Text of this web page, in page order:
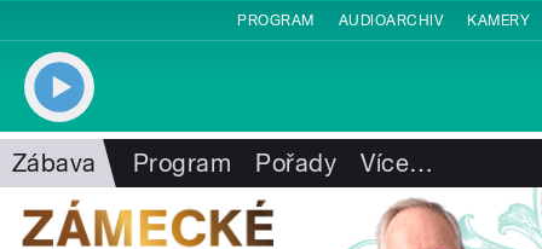
PROGRAM AUDIOARCHIV KAMERY
Zábava Program Pořady Více…